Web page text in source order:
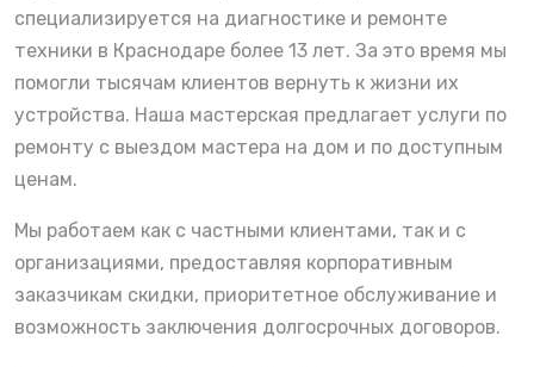
специализируется на диагностике и ремонте
техники в Краснодаре более 13 лет. За это время мы
помогли тысячам клиентов вернуть к жизни их
устройства. Наша мастерская предлагает услуги по
ремонту с выездом мастера на дом и по доступным
ценам.
Мы работаем как с частными клиентами, так и с
организациями, предоставляя корпоративным
заказчикам скидки, приоритетное обслуживание и
возможность заключения долгосрочных договоров.